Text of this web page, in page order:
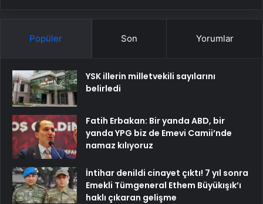
Popüler Son Yorumlar
YSK illerin milletvekili sayılarını
belirledi
Fatih Erbakan: Bir yanda ABD, bir
yanda YPG biz de Emevi Camii’nde
namaz kılıyoruz
İntihar denildi cinayet çıktı! 7 yıl sonra
Emekli Tümgeneral Ethem Büyükışık’ı
haklı çıkaran gelişme